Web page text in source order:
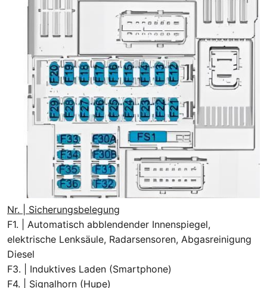
Nr. | Sicherungsbelegung
F1. | Automatisch abblendender Innenspiegel,
elektrische Lenksäule, Radarsensoren, Abgasreinigung
Diesel
F3. | Induktives Laden (Smartphone)
F4. | Signalhorn (Hupe)